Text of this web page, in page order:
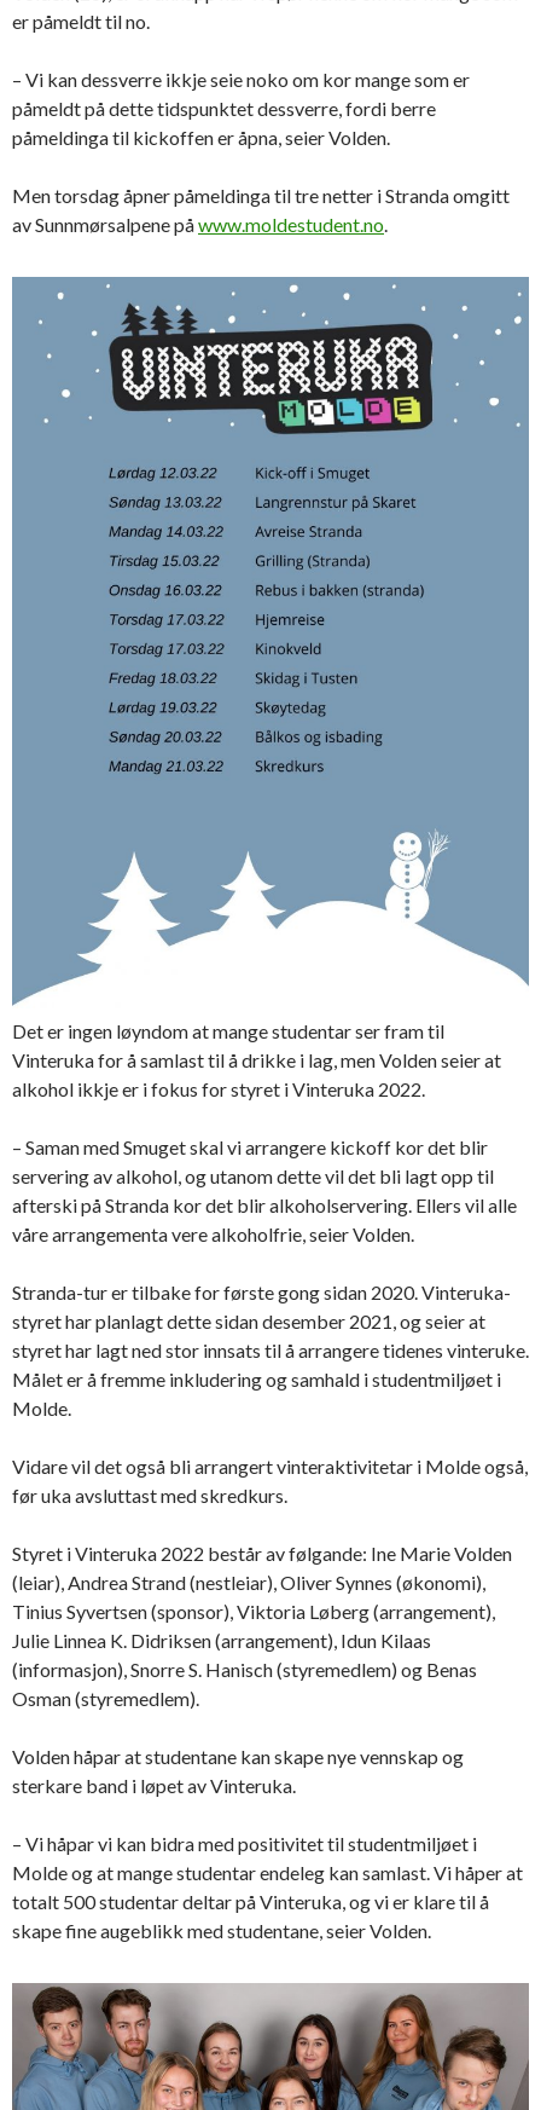
er påmeldt til no.
– Vi kan dessverre ikkje seie noko om kor mange som er
påmeldt på dette tidspunktet dessverre, fordi berre
påmeldinga til kickoffen er åpna, seier Volden.
Men torsdag åpner påmeldinga til tre netter i Stranda omgitt
av Sunnmørsalpene påwww.moldestudent.no.
Det er ingen løyndom at mange studentar ser fram til
Vinteruka for å samlast til å drikke i lag, men Volden seier at
alkohol ikkje er i fokus for styret i Vinteruka 2022.
– Saman med Smuget skal vi arrangere kickoff kor det blir
servering av alkohol, og utanom dette vil det bli lagt opp til
afterski på Stranda kor det blir alkoholservering. Ellers vil alle
våre arrangementa vere alkoholfrie, seier Volden.
Stranda-tur er tilbake for første gong sidan 2020. Vinteruka-
styret har planlagt dette sidan desember 2021, og seier at
styret har lagt ned stor innsats til å arrangere tidenes vinteruke.
Målet er å fremme inkludering og samhald i studentmiljøet i
Molde.
Vidare vil det også bli arrangert vinteraktivitetar i Molde også,
før uka avsluttast med skredkurs.
Styret i Vinteruka 2022 består av følgande: Ine Marie Volden
(leiar), Andrea Strand (nestleiar), Oliver Synnes (økonomi),
Tinius Syvertsen (sponsor), Viktoria Løberg (arrangement),
Julie Linnea K. Didriksen (arrangement), Idun Kilaas
(informasjon), Snorre S. Hanisch (styremedlem) og Benas
Osman (styremedlem).
Volden håpar at studentane kan skape nye vennskap og
sterkare band i løpet av Vinteruka.
– Vi håpar vi kan bidra med positivitet til studentmiljøet i
Molde og at mange studentar endeleg kan samlast. Vi håper at
totalt 500 studentar deltar på Vinteruka, og vi er klare til å
skape fine augeblikk med studentane, seier Volden.